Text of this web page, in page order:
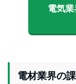
電気
電材業界の